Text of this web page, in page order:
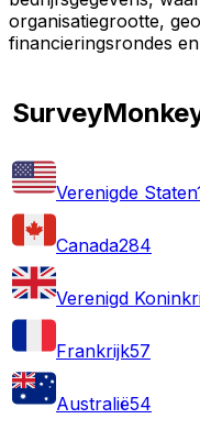
organisatiegrootte,
financieringsrondes
Verenigde Staten
Canada284
Verenigd
Frankrijk57
Australië54